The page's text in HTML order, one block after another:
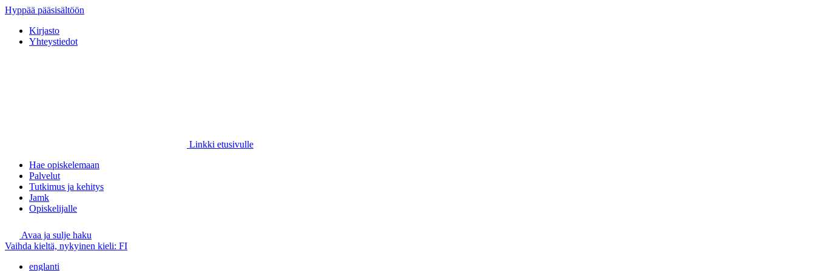
Hyppää pääsisältöön
Kirjasto
Yhteystiedot
Linkki etusivulle
Hae opiskelemaan
Palvelut
Tutkimus ja kehitys
Jamk
Opiskelijalle
Avaa ja sulje haku
Vaihda kieltä, nykyinen kieli: FI
englanti